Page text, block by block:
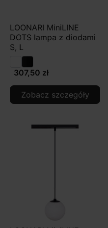
LOONARI MiniLINE
DOTS lampa z diodami
S, L
307,50 zł
Zobacz szczegóły